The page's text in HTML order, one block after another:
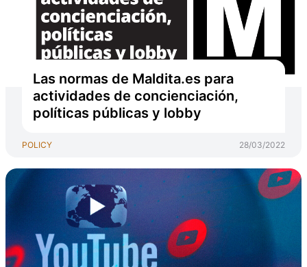
Las normas de Maldita.es para
actividades de concienciación,
políticas públicas y lobby
POLICY 28/03/2022